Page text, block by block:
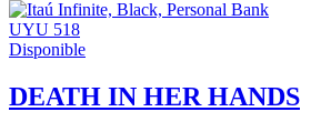
UYU 518
Disponible
DEATH IN HER HANDS